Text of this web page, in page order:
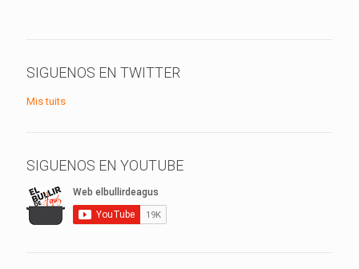
SIGUENOS EN TWITTER
Mis tuits
SIGUENOS EN YOUTUBE